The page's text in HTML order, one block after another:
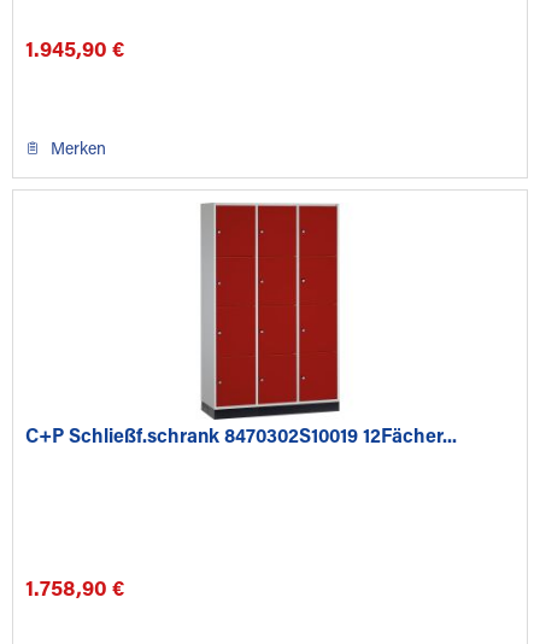
1.945,90 €
Merken
C+P Schließf.schrank 8470302S10019 12Fächer...
1.758,90 €